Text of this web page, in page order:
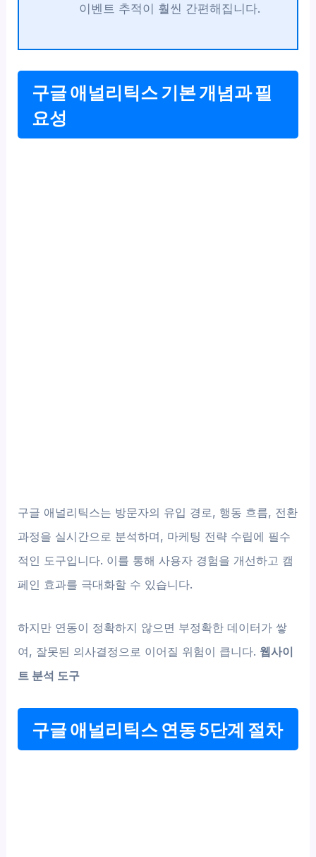
이벤트 추적이 훨씬 간편해집니다.
구글 애널리틱스 기본 개념과 필
요성
구글 애널리틱스는 방문자의 유입 경로, 행동 흐름, 전환
과정을 실시간으로 분석하며, 마케팅 전략 수립에 필수
적인 도구입니다. 이를 통해 사용자 경험을 개선하고 캠
페인 효과를 극대화할 수 있습니다.
하지만 연동이 정확하지 않으면 부정확한 데이터가 쌓
여, 잘못된 의사결정으로 이어질 위험이 큽니다. 웹사이
트 분석 도구
구글 애널리틱스 연동 5단계 절차